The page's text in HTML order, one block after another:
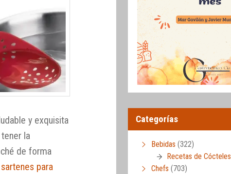
y exquisita
la
de forma
sartenes para
Categorías
Bebidas (322)
Recetas de Cócteles
Chefs (703)